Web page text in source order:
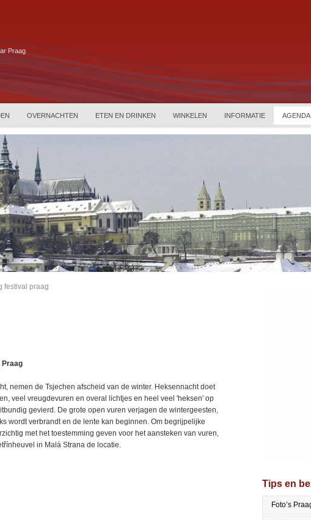
Praag
OVERNACHTEN ETEN EN DRINKEN WINKELEN INFORMATIE AGENDA
festival praag
Praag
nemen de Tsjechen afscheid van de winter. Heksennacht doet
veel vreugdevuren en overal lichtjes en heel veel 'heksen' op
gevierd. De grote open vuren verjagen de wintergeesten,
wordt verbrandt en de lente kan beginnen. Om begrijpelijke
met het toestemming geven voor het aansteken van vuren,
in Malá Strana de locatie.
Tips en
Foto’s